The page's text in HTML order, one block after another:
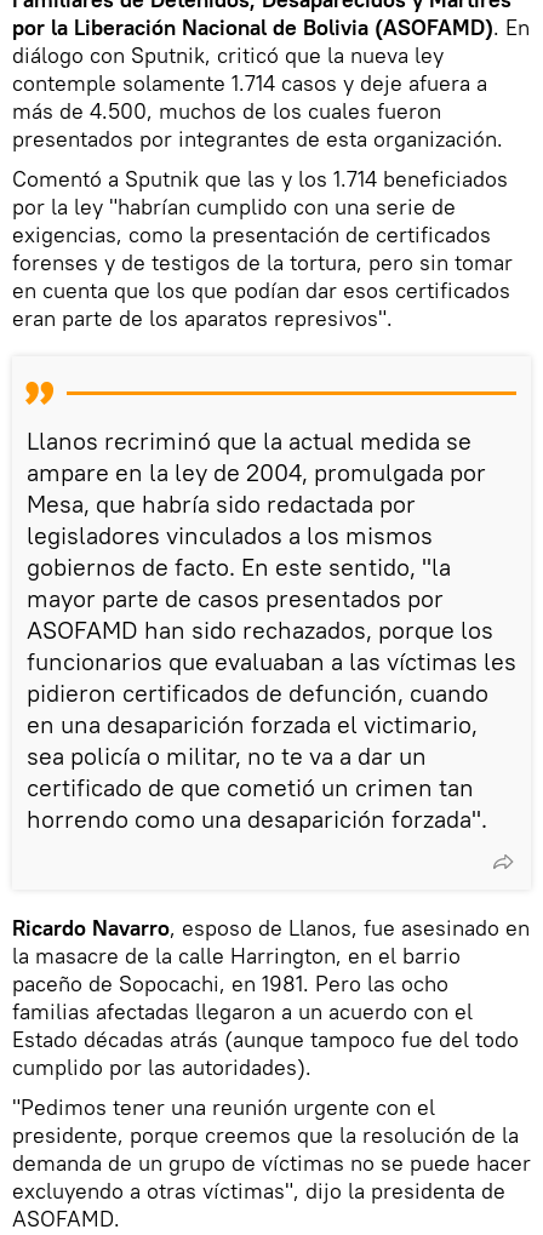
por la Liberación Nacional de Bolivia (ASOFAMD). En
diálogo con Sputnik, criticó que la nueva ley
contemple solamente 1.714 casos y deje afuera a
más de 4.500, muchos de los cuales fueron
presentados por integrantes de esta organización.
Comentó a Sputnik que las y los 1.714 beneficiados
por la ley "habrían cumplido con una serie de
exigencias, como la presentación de certificados
forenses y de testigos de la tortura, pero sin tomar
en cuenta que los que podían dar esos certificados
eran parte de los aparatos represivos".
Llanos recriminó que la actual medida se
ampare en la ley de 2004, promulgada por
Mesa, que habría sido redactada por
legisladores vinculados a los mismos
gobiernos de facto. En este sentido, "la
mayor parte de casos presentados por
ASOFAMD han sido rechazados, porque los
funcionarios que evaluaban a las víctimas les
pidieron certificados de defunción, cuando
en una desaparición forzada el victimario,
sea policía o militar, no te va a dar un
certificado de que cometió un crimen tan
horrendo como una desaparición forzada".
Ricardo Navarro, esposo de Llanos, fue asesinado en
la masacre de la calle Harrington, en el barrio
paceño de Sopocachi, en 1981. Pero las ocho
familias afectadas llegaron a un acuerdo con el
Estado décadas atrás (aunque tampoco fue del todo
cumplido por las autoridades).
"Pedimos tener una reunión urgente con el
presidente, porque creemos que la resolución de la
demanda de un grupo de víctimas no se puede hacer
excluyendo a otras víctimas", dijo la presidenta de
ASOFAMD.